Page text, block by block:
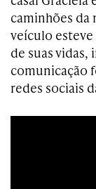
caminhões
veículo
de suas vidas,
comunicação
redes sociais